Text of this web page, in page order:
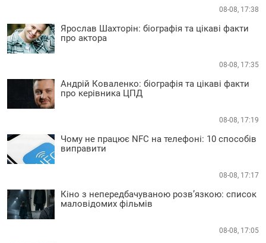
08-08, 17:38
Ярослав Шахторін: біографія та цікаві факти
про актора
08-08, 17:35
Андрій Коваленко: біографія та цікаві факти
про керівника ЦПД
08-08, 17:19
Чому не працює NFC на телефоні: 10 способів
виправити
08-08, 17:17
Кіно з непередбачуваною розв’язкою: список
маловідомих фільмів
08-08, 17:05